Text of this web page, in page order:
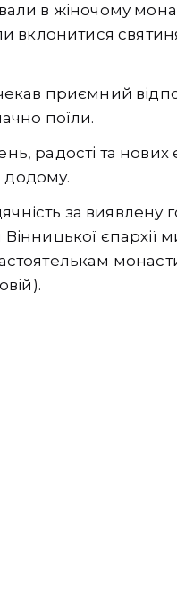
в жіночому
вклонитися
приємний
поїли.
радості та
додому.
за виявлену
Вінницької